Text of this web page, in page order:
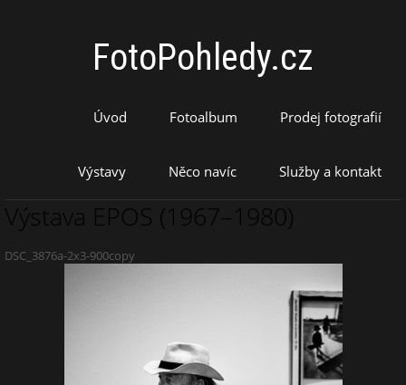
FotoPohledy.cz
Úvod Fotoalbum Prodej fotografií
Výstavy Něco navíc Služby a kontakt
Výstava EPOS (1967–1980)
DSC_3876a-2x3-900copy